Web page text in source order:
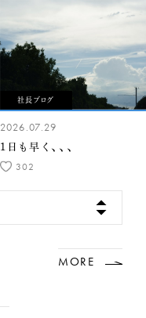
社長ブログ
2026.07.29
1日も早く、、、
302
MORE